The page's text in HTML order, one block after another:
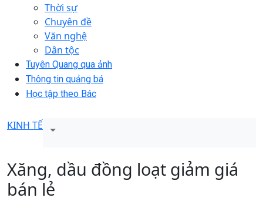
Thời sự
Chuyên đề
Văn nghệ
Dân tộc
Tuyên Quang qua ảnh
Thông tin quảng bá
Học tập theo Bác
KINH TẾ
Xăng, dầu đồng loạt giảm giá
bán lẻ